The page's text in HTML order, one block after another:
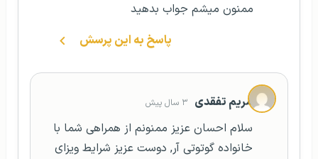
ممنون میشم جواب بدهید
پاسخ به این پرسش
مریم تفقدی ۳ سال پیش
سلام احسان عزیز ممنونم از همراهی شما با
خانواده گوتوتی آر, دوست عزیز شرایط ویزای